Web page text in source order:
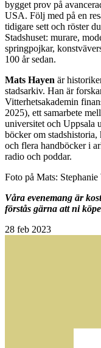
bygget prov på
USA. Följ med på en
tidigare sett och röster
Stadshuset: murare,
springpojkar,
100 år sedan.
Mats Hayen är
stadsarkiv. Han är
Vitterhetsakademin
2025), ett samarbete
universitet och Uppsala
böcker om
och flera handböcker i
radio och poddar.
Foto på Mats: Stephanie
Våra evenemang är
förstås gärna att ni
28 feb 2023